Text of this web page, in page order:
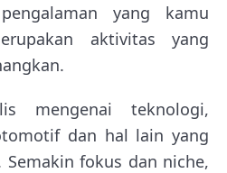
yang kamu
aktivitas yang
mengenai teknologi,
dan hal lain yang
fokus dan niche,